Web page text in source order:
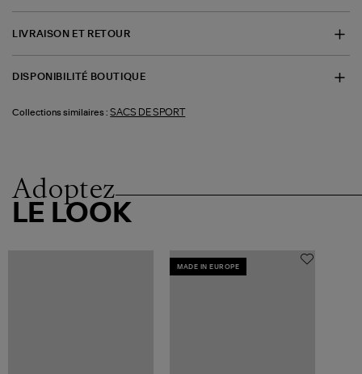
LIVRAISON ET RETOUR
DISPONIBILITÉ BOUTIQUE
Collections similaires : SACS DE SPORT
Adoptez
LE LOOK
MADE IN EUROPE